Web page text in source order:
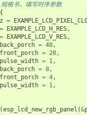
格书，填写时序参数
{
=
= EXAMPLE_LCD_H_RES,
= EXAMPLE_LCD_V_RES,
= 40,
= 20,
= 1,
= 8,
= 4,
= 1,
esp_lcd_new_rgb_panel (&